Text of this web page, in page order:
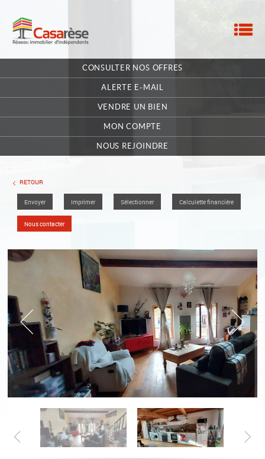
NOTRE RÉSEAU
MA SÉLECTION 0
POSTULEZ EN LIGNE
CONSULTER NOS OFFRES
ALERTE E-MAIL
VENDRE UN BIEN
MON COMPTE
NOUS REJOINDRE
RETOUR
Envoyer Imprimer Sélectionner Calculette financière
Nous contacter